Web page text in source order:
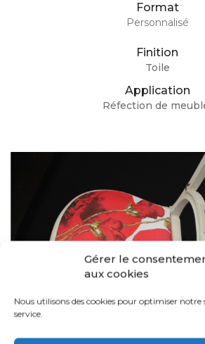
Gérer le
aux cookies
Nous utilisons des cookies pour optimiser
service.
Format
Personnalisé
Finition
Toile
Application
Réfection de